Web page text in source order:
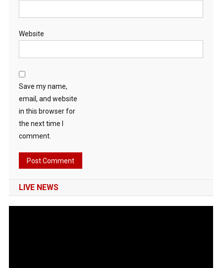
Website
Save my name,
email, and website
in this browser for
the next time I
comment.
LIVE NEWS